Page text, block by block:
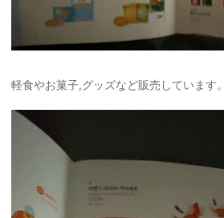
軽食やお菓子,グッズなど販売しています。